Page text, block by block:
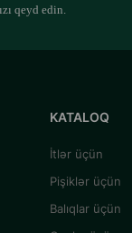
qeyd edin.
KATALOQ
İtlər üçün
Pişiklər üçün
Balıqlar üçün